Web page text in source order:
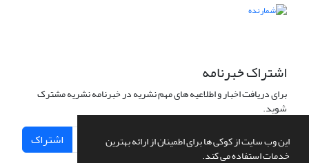
این وب سایت از کوکی ها برای اطمینان از ارائه بهترین
خدمات استفاده می کند.
اشتراک خبرنامه
برای دریافت اخبار و اطلاعیه های مهم نشریه در خبرنامه نشریه مشترک
شوید.
اشتراک